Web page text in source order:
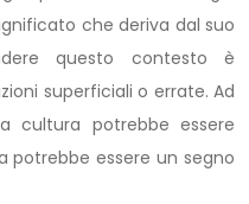
che deriva dal suo
questo contesto è
superficiali o errate. Ad
cultura potrebbe essere
potrebbe essere un segno